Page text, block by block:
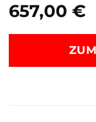
657,00 €